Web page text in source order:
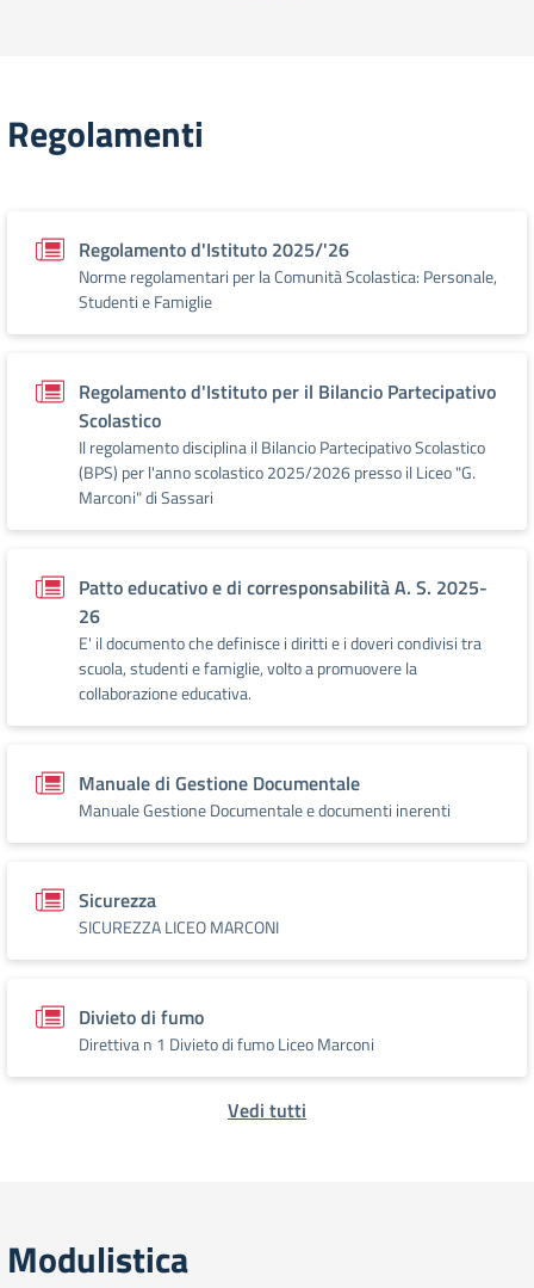
Regolamenti
Regolamento d'Istituto 2025/'26
Norme regolamentari per la Comunità Scolastica: Personale,
Studenti e Famiglie
Regolamento d'Istituto per il Bilancio Partecipativo
Scolastico
Il regolamento disciplina il Bilancio Partecipativo Scolastico
(BPS) per l'anno scolastico 2025/2026 presso il Liceo "G.
Marconi" di Sassari
Patto educativo e di corresponsabilità A. S. 2025-
26
E' il documento che definisce i diritti e i doveri condivisi tra
scuola, studenti e famiglie, volto a promuovere la
collaborazione educativa.
Manuale di Gestione Documentale
Manuale Gestione Documentale e documenti inerenti
Sicurezza
SICUREZZA LICEO MARCONI
Divieto di fumo
Direttiva n 1 Divieto di fumo Liceo Marconi
Vedi tutti
Modulistica